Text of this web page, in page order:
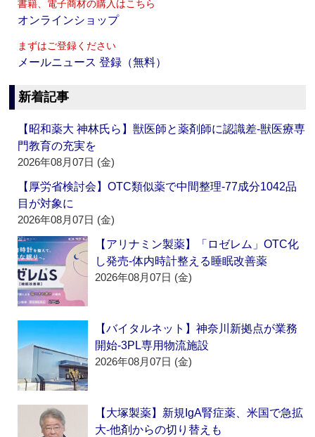
書籍、電子商材の購入はこちら
オンラインショップ
まずはご登録ください
メールニュース 登録（無料）
新着記事
【昭和薬大 神林氏ら】獣医師と薬剤師に認識差‐獣医療専
門教育の充実を
2026年08月07日 (金)
【厚労省検討会】OTC類似薬で中間整理‐77成分1042品
目が対象に
2026年08月07日 (金)
【アリナミン製薬】「ロゼレム」OTC化
し発売‐体内時計整える睡眠改善薬
2026年08月07日 (金)
【バイタルネット】神奈川新拠点が業務
開始‐3PL専用物流施設
2026年08月07日 (金)
【大塚製薬】新規IgA腎症薬、米国で急拡
大‐他剤からの切り替えも